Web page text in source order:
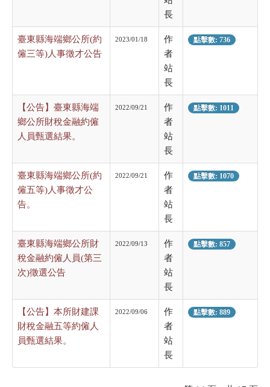
長
臺東縣海端鄉公所(約
僱三等)人事徵才公告
2023/01/18
作
者
站
長
點擊數: 736
【公告】臺東縣海端
鄉公所財稅金融約僱
人員甄選結果。
2022/09/21
作
者
站
長
點擊數: 1011
臺東縣海端鄉公所(約
僱五等)人事徵才公
告。
2022/09/21
作
者
站
長
點擊數: 1070
臺東縣海端鄉公所財
稅金融約僱人員(第三
次)徵選公告
2022/09/13
作
者
站
長
點擊數: 857
【公告】本所財建課
財稅金融五等約僱人
員甄選結果。
2022/09/06
作
者
站
長
點擊數: 889